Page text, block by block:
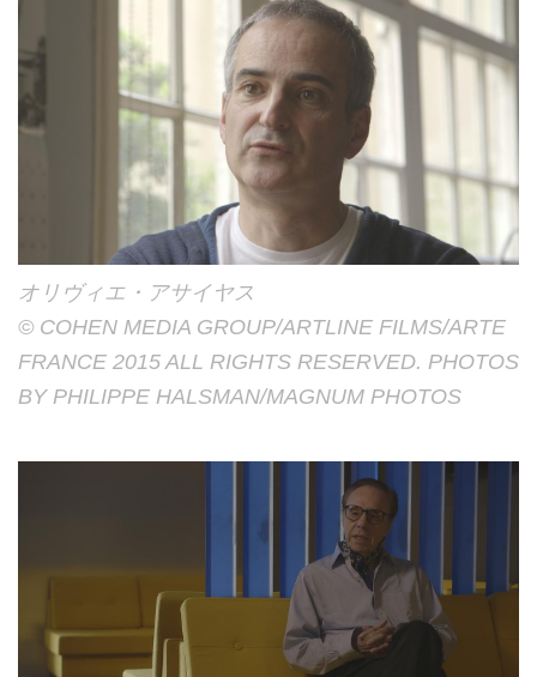
オリヴィエ・アサイヤス
© COHEN MEDIA GROUP/ARTLINE FILMS/ARTE
FRANCE 2015 ALL RIGHTS RESERVED. PHOTOS
BY PHILIPPE HALSMAN/MAGNUM PHOTOS